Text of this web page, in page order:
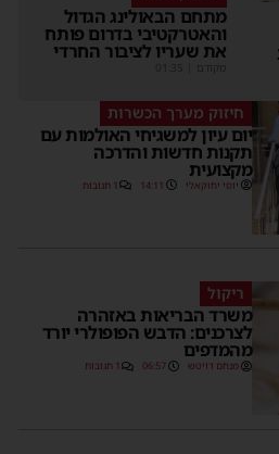
מתחם הבאולינג הגדול
והאטרקטיבי בדרום פותח
את שעריו לציבור החרדי
חיזוק מערך הכשרות
יום עיון למשגיחי האולמות עם
תקנות חדשות והדרכה
מקצועית
יוסי יחזקאלי 14:11 1 תגובות
ריקול
משרד הבריאות באזהרה
לצרכנים: הדבש הפופולרי יורד
מהמדפים
מנחם דויטש 06:57 1 תגובות